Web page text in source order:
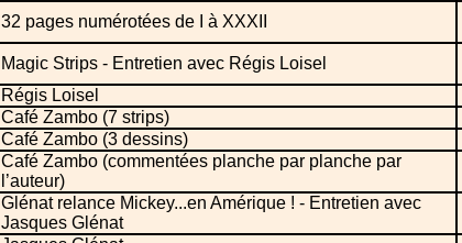
32 pages numérotées de I à XXXII
Magic Strips - Entretien avec Régis Loisel
Régis Loisel
Café Zambo (7 strips)
Café Zambo (3 dessins)
Café Zambo (commentées planche par planche par
l’auteur)
Glénat relance Mickey...en Amérique ! - Entretien avec
Jasques Glénat